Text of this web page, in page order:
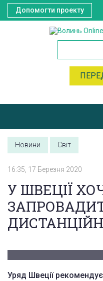
Допомогти проекту
Новини Світ
16:35, 17 Березня 2020
У ШВЕЦІЇ
Уряд Швеції